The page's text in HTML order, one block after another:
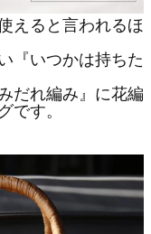
えると言われるほ
『いつかは持ちた
だれ編み』に花編
です。